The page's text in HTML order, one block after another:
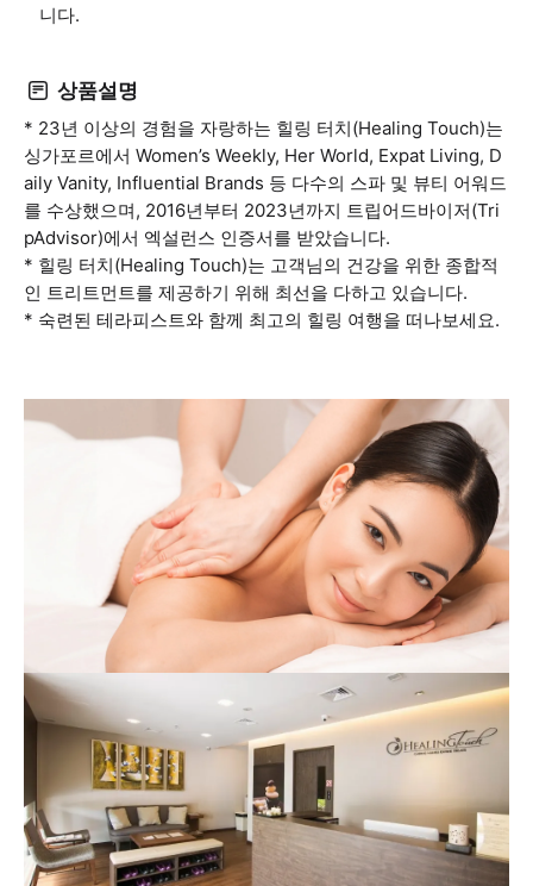
니다.
상품설명
* 23년 이상의 경험을 자랑하는 힐링 터치(Healing Touch)는
싱가포르에서 Women’s Weekly, Her World, Expat Living, D
aily Vanity, Influential Brands 등 다수의 스파 및 뷰티 어워드
를 수상했으며, 2016년부터 2023년까지 트립어드바이저(Tri
pAdvisor)에서 엑설런스 인증서를 받았습니다.
* 힐링 터치(Healing Touch)는 고객님의 건강을 위한 종합적
인 트리트먼트를 제공하기 위해 최선을 다하고 있습니다.
* 숙련된 테라피스트와 함께 최고의 힐링 여행을 떠나보세요.